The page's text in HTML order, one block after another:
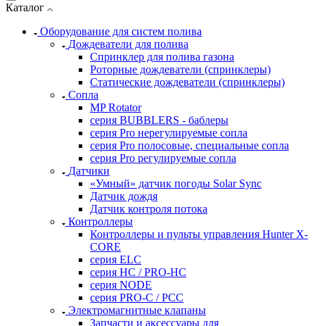
Каталог
Оборудование для систем полива
Дождеватели для полива
Cпринклер для полива газона
Роторные дождеватели (спринклеры)
Статические дождеватели (спринклеры)
Сопла
MP Rotator
серия BUBBLERS - баблеры
серия Pro нерегулируемые сопла
серия Pro полосовые, специальные сопла
серия Pro регулируемые сопла
Датчики
«Умный» датчик погоды Solar Sync
Датчик дождя
Датчик контроля потока
Контроллеры
Контроллеры и пульты управления Hunter X-
CORE
серия ELC
серия HC / PRO-HC
серия NODE
серия PRO-C / PCC
Электромагнитные клапаны
Запчасти и аксессуары для